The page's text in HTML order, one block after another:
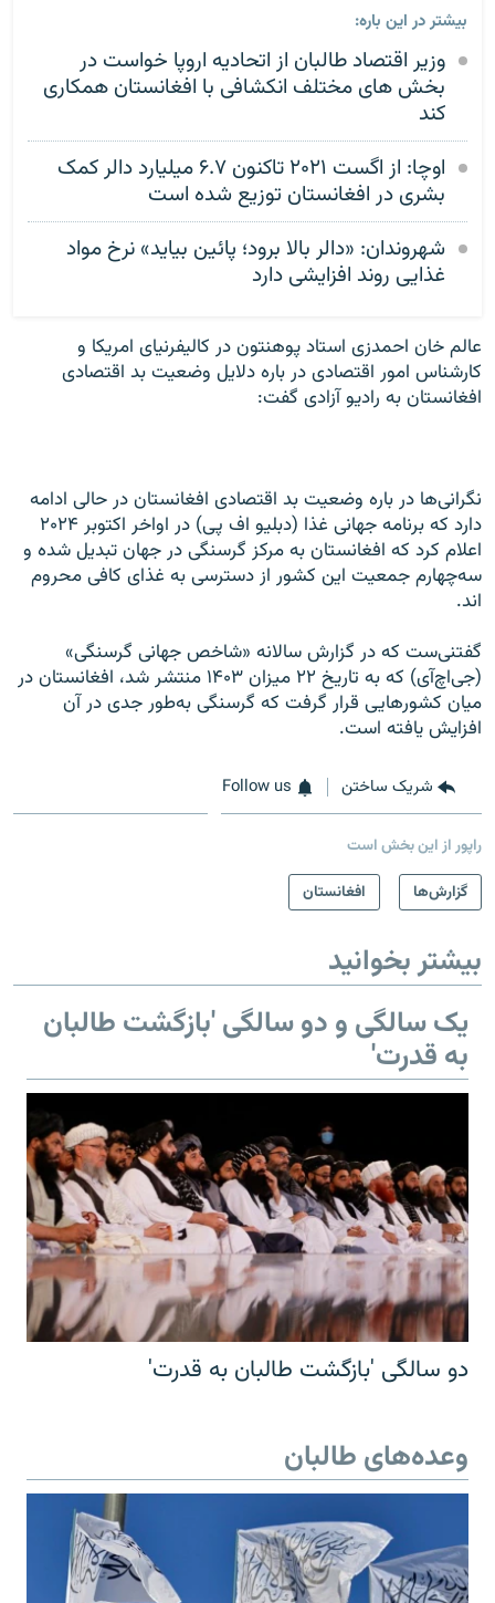
بیشتر در این باره:
وزیر اقتصاد طالبان از اتحادیه اروپا خواست در
بخش های مختلف انکشافی با افغانستان همکاری
کند
اوچا: از اگست ۲۰۲۱ تاکنون ۶.۷ میلیارد دالر کمک
بشری در افغانستان توزیع شده است
شهروندان: «دالر بالا برود؛ پائین بیاید» نرخ‌ مواد
غذایی روند افزایشی دارد
عالم خان احمدزی استاد پوهنتون در کالیفرنیای امریکا و
کارشناس امور اقتصادی در باره دلایل وضعیت بد اقتصادی
افغانستان به رادیو آزادی گفت:
نگرانی‌ها در باره وضعیت بد اقتصادی افغانستان در حالی ادامه
دارد که برنامه جهانی غذا (دبلیو اف پی) در اواخر اکتوبر ۲۰۲۴
اعلام کرد که افغانستان به مرکز گرسنگی در جهان تبدیل شده و
سه‌چهارم جمعیت این کشور از دسترسی به غذای کافی محروم
اند.
گفتنی‌ست که در گزارش سالانه «شاخص جهانی گرسنگی»
(جی‌اچ‌آی) که به تاریخ ۲۲ میزان ۱۴۰۳ منتشر شد، افغانستان در
میان کشورهایی قرار گرفت که گرسنگی به‌طور جدی در آن
افزایش یافته است.
شریک ساختن Follow us
راپور از این بخش است
گزارش‌ها
افغانستان
بیشتر بخوانید
یک سالگی و دو سالگی 'بازگشت طالبان
به قدرت'
دو سالگی 'بازگشت طالبان به قدرت'
وعده‌های طالبان